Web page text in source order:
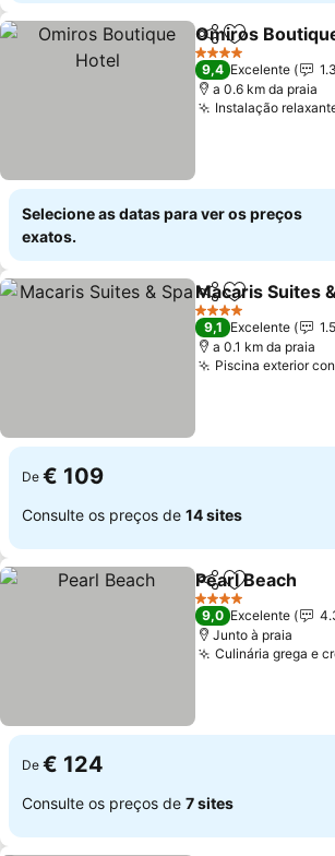
PartilharAdicionar
Omiros
4 Estrelas
9,4 Excelente
a 0.6 km da praia
Instalação
Selecione as datas para ver os preços
exatos.
PartilharAdicionar
Macaris Suites
4 Estrelas
9,1 Excelente
a 0.1 km da praia
Piscina exterior
De € 109
Consulte os preços de 14 sites
PartilharAdicionar
Pearl Beach
4 Estrelas
9,0 Excelente
Junto à praia
Culinária grega e
De € 124
Consulte os preços de 7 sites